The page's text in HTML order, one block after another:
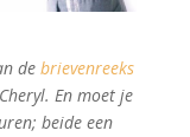
de brievenreeks
En moet je
beide een